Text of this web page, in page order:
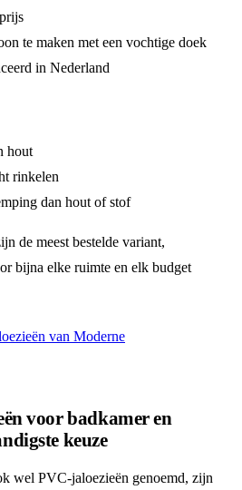
te maken met een vochtige doek
in Nederland
hout
rinkelen
dan hout of stof
de meest bestelde variant,
bijna elke ruimte en elk budget
van Moderne
voor badkamer en
keuze
wel PVC-jaloezieën genoemd, zijn